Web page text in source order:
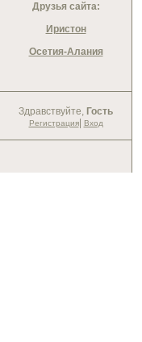
Друзья сайта:
Иристон
Осетия-Алания
Здравствуйте, Гость
Регистрация| Вход